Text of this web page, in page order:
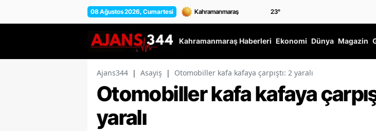
08 Ağustos 2026, Cumartesi 23°
Kahramanmaraş Haberleri Ekonomi Dünya Magazin
Ajans344 | Asayiş | Otomobiller kafa kafaya çarpıştı: 2 yaralı
Otomobiller kafa kafaya
yaralı